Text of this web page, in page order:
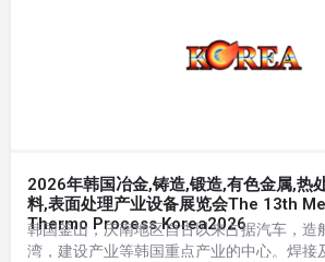
2026年韩国冶金,铸造,锻造,有色金属,热
料,表面处理产业设备展览会The 13th
Thermo Process Korea2026
韩国釜山，庆南地区自古以来占据汽车，造
湾，建设产业等韩国重点产业的中心。焊接